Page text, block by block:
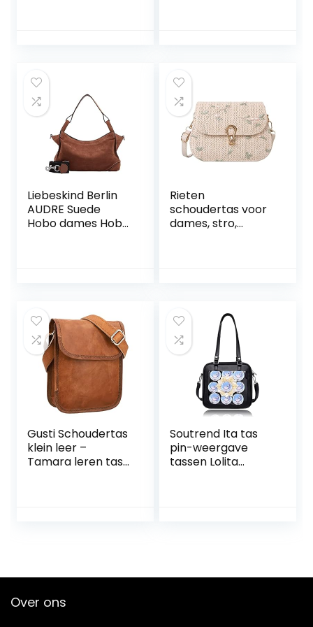
Liebeskind Berlin
AUDRE Suede
Hobo dames Hobo
Rieten
schoudertas voor
dames, stro,
schoudertas
Gusti Schoudertas
klein leer –
Tamara leren tas
Soutrend Ita tas
pin-weergave
tassen Lolita
Over ons